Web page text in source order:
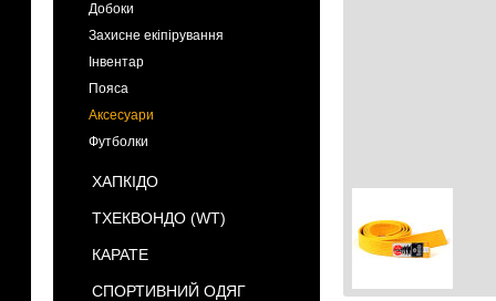
Добоки
Захисне екіпірування
Інвентар
Пояса
Аксесуари
Футболки
ХАПКІДО
ТХЕКВОНДО (WT)
КАРАТЕ
СПОРТИВНИЙ ОДЯГ